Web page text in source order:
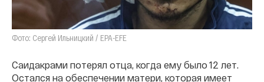
Фото: Сергей Ильницкий / EPA-EFE
Саидакрами потерял отца, когда ему было 12 лет.
Остался на обеспечении матери, которая имеет